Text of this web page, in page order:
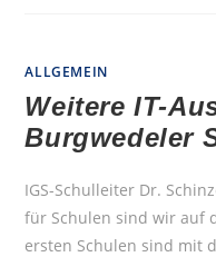
ALLGEMEIN
Weitere IT-
Burgwedeler
IGS-Schulleiter Dr.
für Schulen sind wir auf
ersten Schulen sind mit